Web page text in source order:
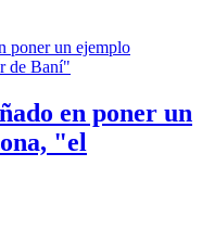
en poner un
"el